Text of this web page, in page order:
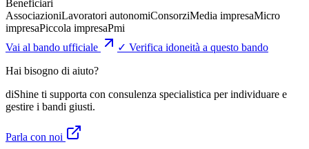
Beneficiari
AssociazioniLavoratori autonomiConsorziMedia impresaMicro
impresaPiccola impresaPmi
Vai al bando ufficiale
✓ Verifica idoneità a questo bando
Hai bisogno di aiuto?
diShine ti supporta con consulenza specialistica per individuare e
gestire i bandi giusti.
Parla con noi